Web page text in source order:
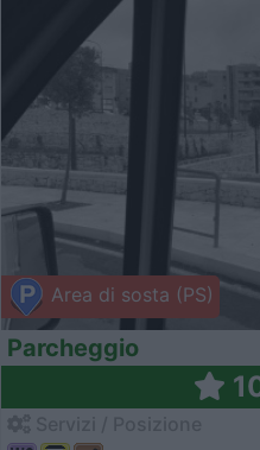
Area di sosta (PS)
Parcheggio